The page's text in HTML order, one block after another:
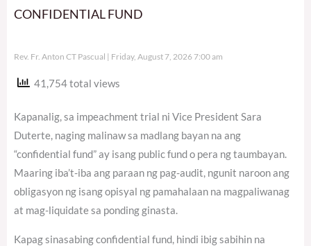
CONFIDENTIAL FUND
Rev. Fr. Anton CT Pascual Friday, August 7, 2026 7:00 am
41,754 total views
Kapanalig, sa impeachment trial ni Vice President Sara
Duterte, naging malinaw sa madlang bayan na ang
“confidential fund” ay isang public fund o pera ng taumbayan.
Maaring iba’t-iba ang paraan ng pag-audit, ngunit naroon ang
obligasyon ng isang opisyal ng pamahalaan na magpaliwanag
at mag-liquidate sa ponding ginasta.
Kapag sinasabing confidential fund, hindi ibig sabihin na